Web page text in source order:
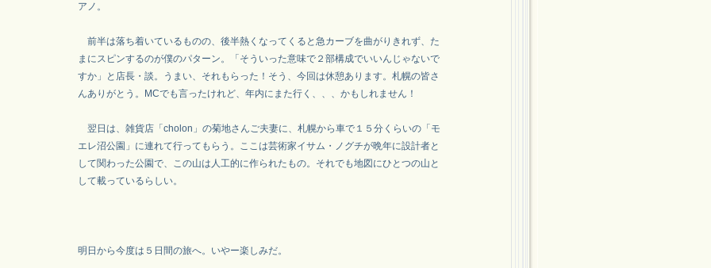
アノ。
前半は落ち着いているものの、後半熱くなってくると急カーブを曲がりきれず、た
まにスピンするのが僕のパターン。「そういった意味で２部構成でいいんじゃないで
すか」と店長・談。うまい、それもらった！そう、今回は休憩あります。札幌の皆さ
んありがとう。MCでも言ったけれど、年内にまた行く、、、かもしれません！
翌日は、雑貨店「cholon」の菊地さんご夫妻に、札幌から車で１５分くらいの「モ
エレ沼公園」に連れて行ってもらう。ここは芸術家イサム・ノグチが晩年に設計者と
して関わった公園で、この山は人工的に作られたもの。それでも地図にひとつの山と
して載っているらしい。
明日から今度は５日間の旅へ。いやー楽しみだ。